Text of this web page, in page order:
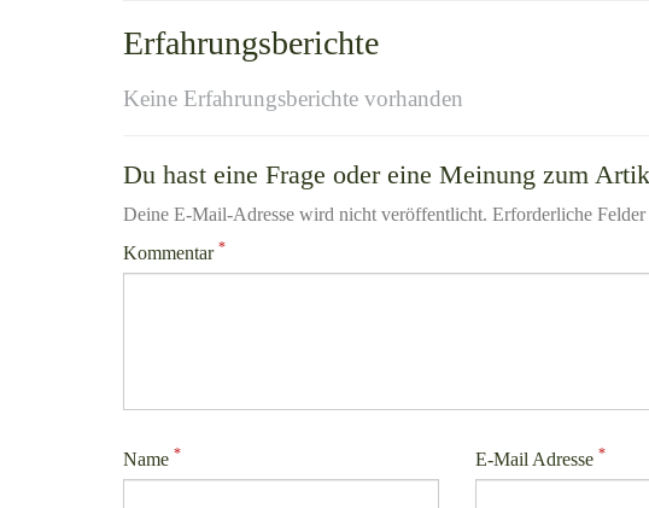
Erfahrungsberichte
Keine Erfahrungsberichte vorhanden
Du hast eine Frage oder eine Meinung zum
Deine E-Mail-Adresse wird nicht veröffentlicht. Erforderliche
Kommentar *
Name * E-Mail Adresse*